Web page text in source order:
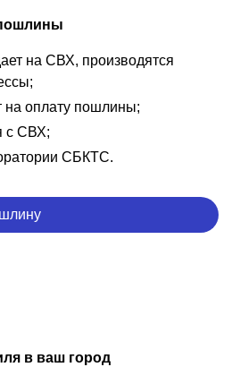
на СВХ, производятся
на оплату пошлины;
с СВХ;
СБКТС.
в ваш город